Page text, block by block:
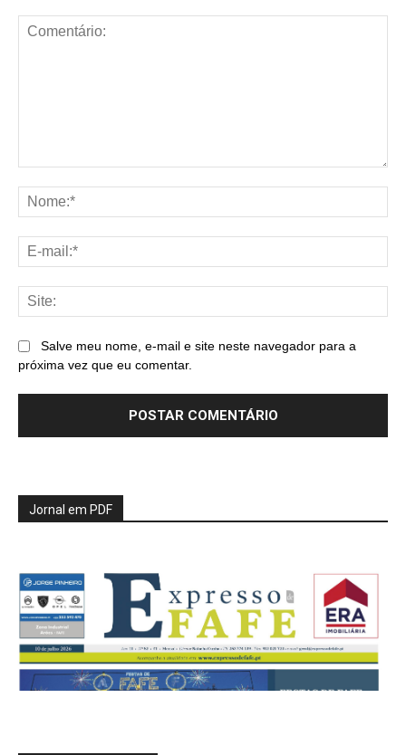
Salve meu nome, e-mail e site neste navegador para a
próxima vez que eu comentar.
Jornal em PDF